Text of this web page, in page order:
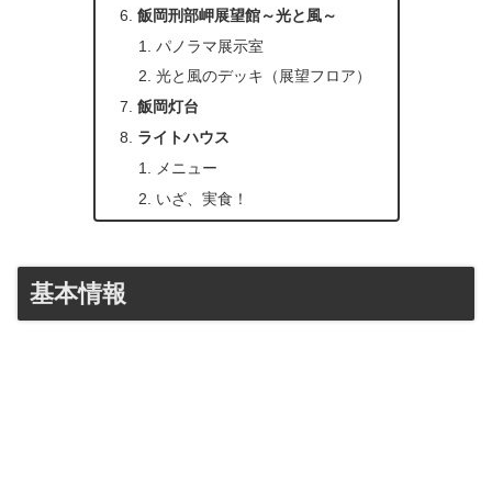
飯岡刑部岬展望館～光と風～
パノラマ展示室
光と風のデッキ（展望フロア）
飯岡灯台
ライトハウス
メニュー
いざ、実食！
基本情報